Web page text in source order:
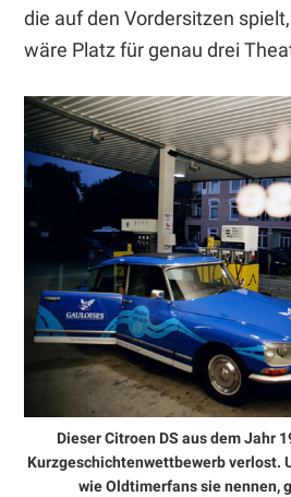
die auf den Vordersitzen
wäre Platz für genau drei
Dieser Citroen DS aus dem Jahr
Kurzgeschichtenwettbewerb verlost.
wie Oldtimerfans sie nennen,